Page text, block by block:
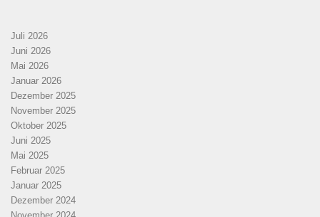
Juli 2026
Juni 2026
Mai 2026
Januar 2026
Dezember 2025
November 2025
Oktober 2025
Juni 2025
Mai 2025
Februar 2025
Januar 2025
Dezember 2024